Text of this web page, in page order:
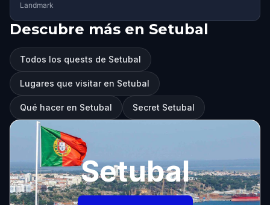
Landmark
Descubre más en Setubal
Todos los quests de Setubal
Lugares que visitar en Setubal
Qué hacer en Setubal Secret Setubal
Setubal